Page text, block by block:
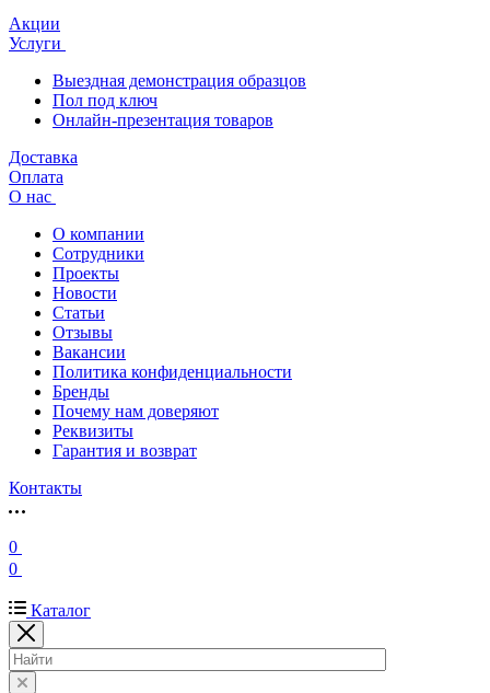
Акции
Услуги
Выездная демонстрация образцов
Пол под ключ
Онлайн-презентация товаров
Доставка
Оплата
О нас
О компании
Сотрудники
Проекты
Новости
Статьи
Отзывы
Вакансии
Политика конфиденциальности
Бренды
Почему нам доверяют
Реквизиты
Гарантия и возврат
Контакты
0
0
Каталог